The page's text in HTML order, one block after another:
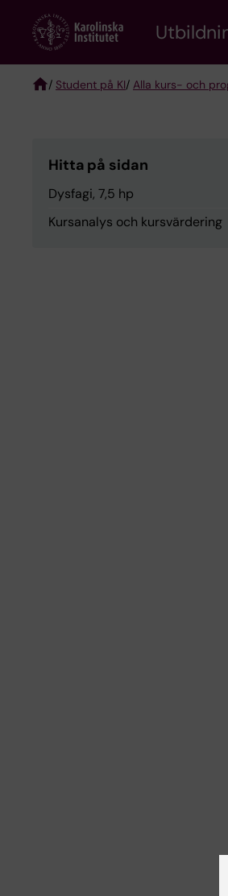
content
/ Student på KI/ Alla kurs- och
Hitta på sidan
Dysfagi, 7,5 hp
Kursanalys och kursvärdering